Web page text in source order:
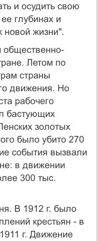
и осудить свою
глубинах и
новой жизни".
общественно-
Летом по
страны
движения. Но
рабочего
бастующих
золотых
было убито 270
события вызвали
в движении
300 тыс.
В 1912 г. было
крестьян - в
г. Движение